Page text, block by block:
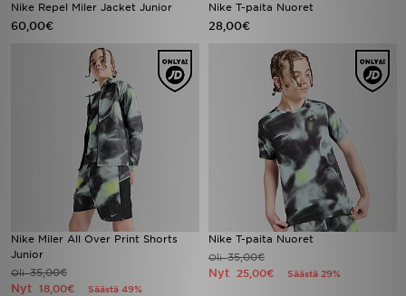
Nike Repel Miler Jacket Junior
60,00€
Nike T-paita Nuoret
28,00€
Nike Miler All Over Print Shorts
Junior
Oli35,00€
Nyt 18,00€ Säästä 49%
Nike T-paita Nuoret
Oli35,00€
Nyt 25,00€ Säästä 29%